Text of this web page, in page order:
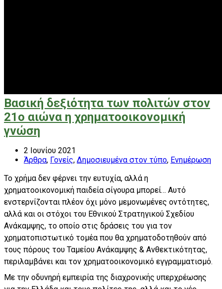
Βασική δεξιότητα των πολιτών στον
21ο αιώνα η χρηματοοικονομική
γνώση
2 Ιουνίου 2021
Άρθρα, Γονείς, Δημοσιευμένα στον τύπο, Ενημέρωση
Το χρήμα δεν φέρνει την ευτυχία, αλλά η
χρηματοοικονομική παιδεία σίγουρα μπορεί… Αυτό
ενστερνίζονται πλέον όχι μόνο μεμονωμένες οντότητες,
αλλά και οι στόχοι του Εθνικού Στρατηγικού Σχεδίου
Ανάκαμψης, το οποίο στις δράσεις του για τον
χρηματοπιστωτικό τομέα που θα χρηματοδοτηθούν από
τους πόρους του Ταμείου Ανάκαμψης & Ανθεκτικότητας,
περιλαμβάνει και τον χρηματοοικονομικό εγγραμματισμό.
Με την οδυνηρή εμπειρία της διαχρονικής υπερχρέωσης